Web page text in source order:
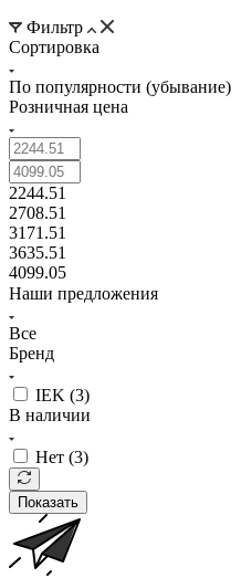
Фильтр
Сортировка
По популярности (убывание)
Розничная цена
2244.51
2708.51
3171.51
3635.51
4099.05
Наши предложения
Все
Бренд
IEK (3)
В наличии
Нет (3)
Показать